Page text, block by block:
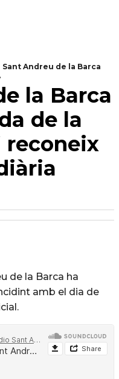
Sant Andreu de la Barca
la Barca
de la
reconeix
de la Barca ha
amb el dia de